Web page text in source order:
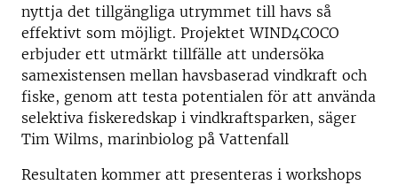
nyttja det tillgängliga utrymmet till havs så
effektivt som möjligt. Projektet WIND4COCO
erbjuder ett utmärkt tillfälle att undersöka
samexistensen mellan havsbaserad vindkraft och
fiske, genom att testa potentialen för att använda
selektiva fiskeredskap i vindkraftsparken, säger
Tim Wilms, marinbiolog på Vattenfall
Resultaten kommer att presenteras i workshops